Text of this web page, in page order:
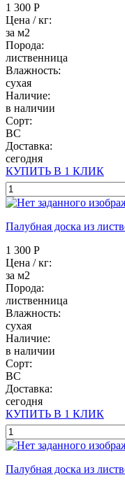
1 300 Р
Цена / кг:
за м2
Порода:
лиственница
Влажность:
сухая
Наличие:
в наличии
Сорт:
BC
Доставка:
сегодня
КУПИТЬ В 1 КЛИК
Палубная доска из
1 300 Р
Цена / кг:
за м2
Порода:
лиственница
Влажность:
сухая
Наличие:
в наличии
Сорт:
BC
Доставка:
сегодня
КУПИТЬ В 1 КЛИК
Палубная доска из